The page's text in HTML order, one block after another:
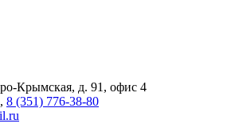
Крымская, д. 91, офис 4
, 8 (351) 776-38-80